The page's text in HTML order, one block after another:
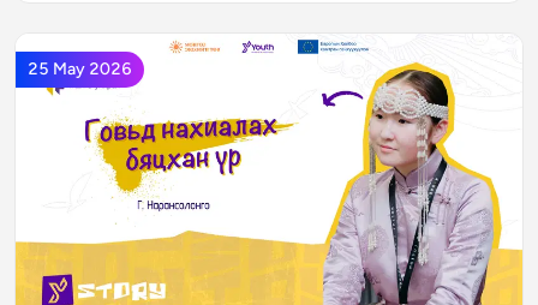
25 May 2026